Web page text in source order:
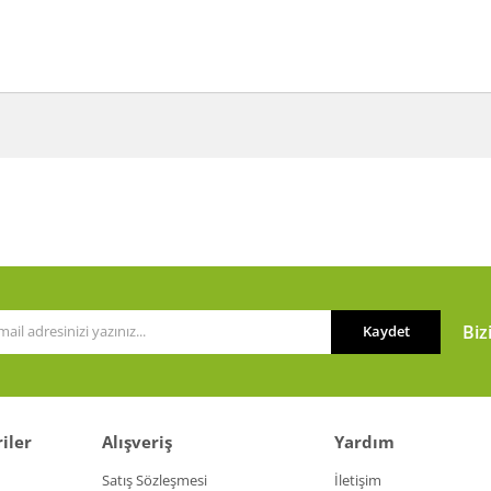
Kaydet
Alışveriş
Satış Sözleşmesi
Yardım
İletişim